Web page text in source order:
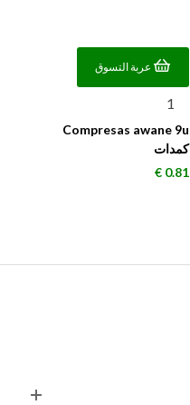
عربة التسوق
Compresas awane 9u
كمدات
السعر
0.81 €